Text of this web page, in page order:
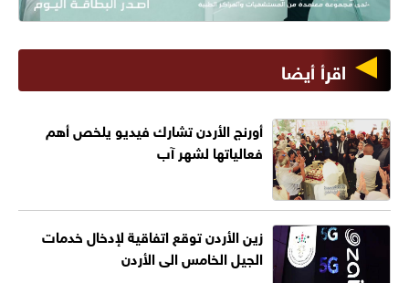
اقرأ أيضا
أورنج الأردن تشارك فيديو يلخص أهم
فعالياتها لشهر آب
زين الأردن توقع اتفاقية لإدخال خدمات
الجيل الخامس الى الأردن